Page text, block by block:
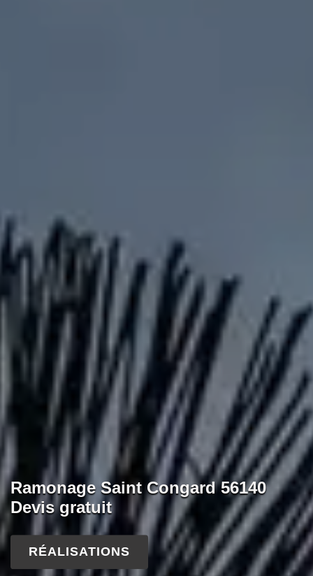
Ramonage Saint Congard 56140
Devis gratuit
RÉALISATIONS